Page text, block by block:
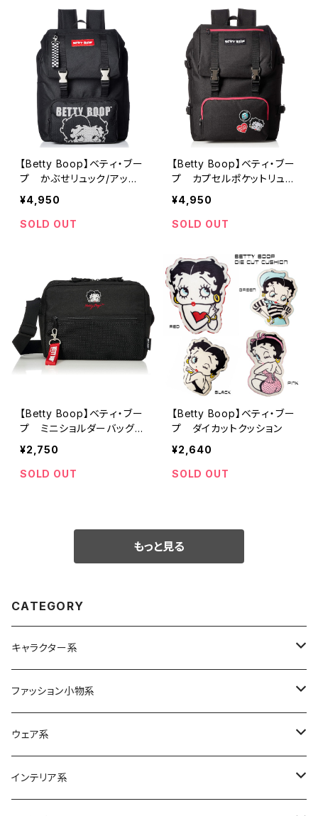
【Betty Boop】ベティ・ブー
プ かぶせリュック/アップ
（CR-51098）
¥4,950
SOLD OUT
【Betty Boop】ベティ・ブー
プ カプセルポケットリュッ
ク（CR-50015）
¥4,950
SOLD OUT
【Betty Boop】ベティ・ブー
プ ミニショルダーバッグ
（刺繍/CR-52914）
¥2,750
SOLD OUT
【Betty Boop】ベティ・ブー
プ ダイカットクッション
¥2,640
SOLD OUT
もっと見る
CATEGORY
キャラクター系
Betty Boop
ムーミン
スヌーピー
ファッション小物系
バッグ
エコバッグ
リュック
ウェア系
ボトムス
インテリア系